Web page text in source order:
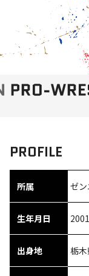
PROFILE
所属 ゼ
生年月日
出身地 栃